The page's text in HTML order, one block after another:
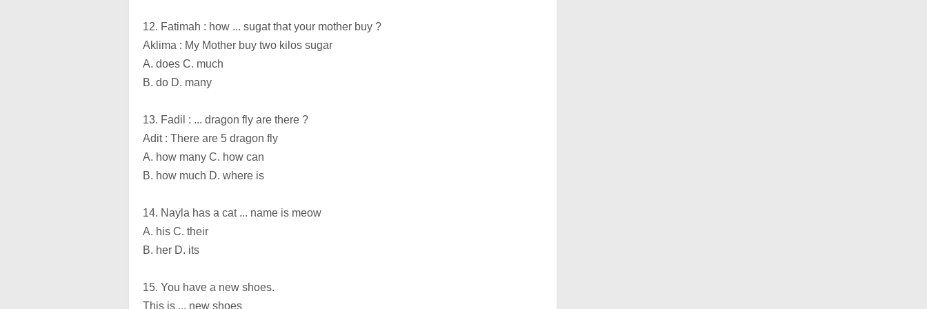
12. Fatimah : how ... sugat that your mother buy ?
Aklima : My Mother buy two kilos sugar
A. does C. much
B. do D. many
13. Fadil : ... dragon fly are there ?
Adit : There are 5 dragon fly
A. how many C. how can
B. how much D. where is
14. Nayla has a cat ... name is meow
A. his C. their
B. her D. its
15. You have a new shoes.
This is ... new shoes